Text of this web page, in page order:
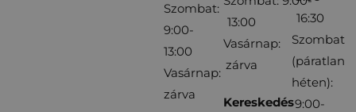
Szombat:
9:00-
13:00
Vasárnap:
zárva
13:00
Vasárnap:
zárva
Kereskedés
16:30
Szombat
(páratlan
héten):
9:00-